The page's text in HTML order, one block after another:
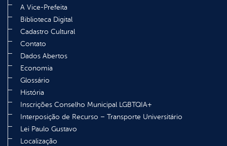
A Vice-Prefeita
Biblioteca Digital
Cadastro Cultural
Contato
Dados Abertos
Economia
Glossário
História
Inscrições Conselho Municipal LGBTQIA+
Interposição de Recurso – Transporte Universitário
Lei Paulo Gustavo
Localização